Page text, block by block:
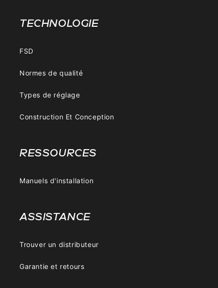
TECHNOLOGIE
FSD
Normes de qualité
Types de réglage
Construction Et Conception
RESSOURCES
Manuels d'installation
ASSISTANCE
Trouver un distributeur
Garantie et retours